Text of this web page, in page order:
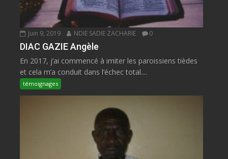
Juin 9, 2019 NDIE SADIE ZACHARIE 0
DIAC GAZIE Angèle
En 2017, j’ai commencé à imiter les paroissiens tièdes
et cela m’a conduit dans l’échec total....
témoignages